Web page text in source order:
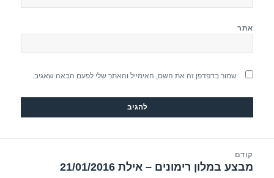
אתר
שמור בדפדפן זה את השם, האימייל והאתר שלי לפעם הבאה שאגיב.
קודם
הפוסט
מבצע במלון רימונים – אילת 21/01/2016